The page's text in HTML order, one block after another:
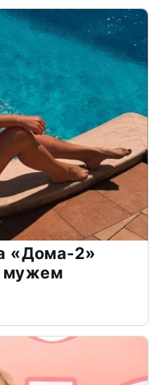
«Дома-2»
мужем